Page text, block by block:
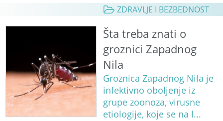
ZDRAVLJE I BEZBEDNOST
Šta treba znati o
groznici Zapadnog
Nila
Groznica Zapadnog Nila je
infektivno oboljenje iz
grupe zoonoza, virusne
etiologije, koje se na l...